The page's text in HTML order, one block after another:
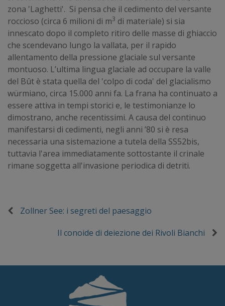
zona 'Laghetti'. Si pensa che il cedimento del versante
roccioso (circa 6 milioni di m3 di materiale) si sia
innescato dopo il completo ritiro delle masse di ghiaccio
che scendevano lungo la vallata, per il rapido
allentamento della pressione glaciale sul versante
montuoso. L’ultima lingua glaciale ad occupare la valle
del Bût è stata quella del 'colpo di coda' del glacialismo
würmiano, circa 15.000 anni fa. La frana ha continuato a
essere attiva in tempi storici e, le testimonianze lo
dimostrano, anche recentissimi. A causa del continuo
manifestarsi di cedimenti, negli anni ’80 si è resa
necessaria una sistemazione a tutela della SS52bis,
tuttavia l'area immediatamente sottostante il crinale
rimane soggetta all'invasione periodica di detriti.
Zollner See: i segreti del paesaggio
Il conoide di deiezione dei Rivoli Bianchi